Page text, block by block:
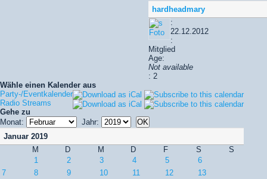
hardheadmary
:
22.12.2012
:
Mitglied
Age:
Not available
: 2
Wähle einen Kalender aus
Party-/Eventkalender
Radio Streams
Gehe zu
Monat:
Jahr:
Januar 2019
M
D M D F S
S
1
2 3 4 5
6
7
8 9 10 11 12
13